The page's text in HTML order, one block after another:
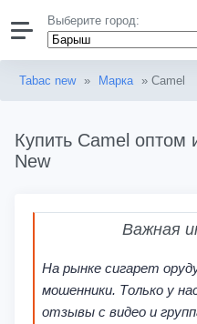
Выберите город:
Tabac new » Марка » Camel
Купить Camel оптом
New
Важная
На рынке сигарет
мошенники. Только у
отзывы с видео и